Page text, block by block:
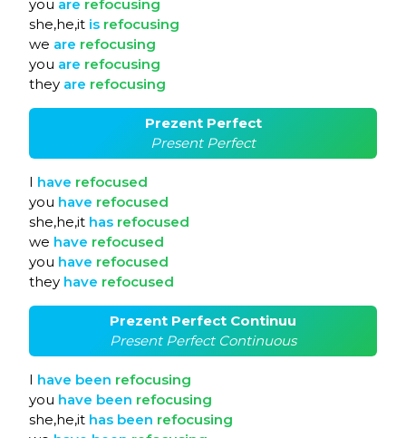
you are refocusing
she,he,it is refocusing
we are refocusing
you are refocusing
they are refocusing
Prezent Perfect
Present Perfect
I have refocused
you have refocused
she,he,it has refocused
we have refocused
you have refocused
they have refocused
Prezent Perfect Continuu
Present Perfect Continuous
I have been refocusing
you have been refocusing
she,he,it has been refocusing